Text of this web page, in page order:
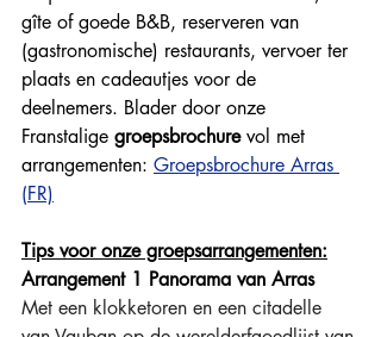
gîte of goede B&B, reserveren van
(gastronomische) restaurants, vervoer ter
plaats en cadeautjes voor de
deelnemers. Blader door onze
Franstalige groepsbrochure vol met
arrangementen: Groepsbrochure Arras
(FR)
Tips voor onze groepsarrangementen:
Arrangement 1 Panorama van Arras
Met een klokketoren en een citadelle